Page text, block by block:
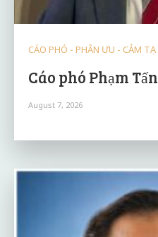
CÁO PHÓ - PHÂN ƯU - CẢM TẠ
Cáo phó Phạm Tấn
August 7, 2026